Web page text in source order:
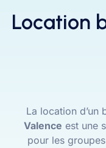
Location
La location d’un
Valence est une
pour les